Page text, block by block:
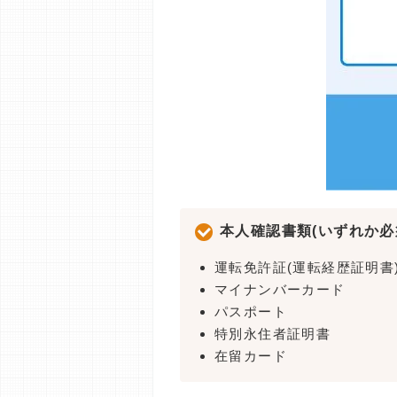
本人確認書類(いずれか
運転免許証(運転経歴証明
マイナンバーカード
パスポート
特別永住者証明書
在留カード